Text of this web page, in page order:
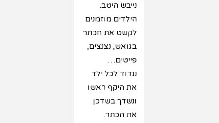
נייבש היטב.
הילדים מוזמנים
לקשט את הכתר
בגואש, נצנצים,
פייטים…
ננדוד לכל ילד
את היקף ראשו
ונשדך בשדכן
את הכתר.